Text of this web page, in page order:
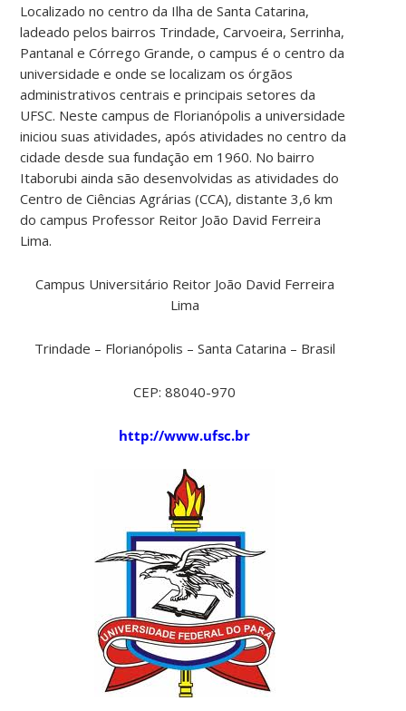
Localizado no centro da Ilha de Santa Catarina,
ladeado pelos bairros Trindade, Carvoeira, Serrinha,
Pantanal e Córrego Grande, o campus é o centro da
universidade e onde se localizam os órgãos
administrativos centrais e principais setores da
UFSC. Neste campus de Florianópolis a universidade
iniciou suas atividades, após atividades no centro da
cidade desde sua fundação em 1960. No bairro
Itaborubi ainda são desenvolvidas as atividades do
Centro de Ciências Agrárias (CCA), distante 3,6 km
do campus Professor Reitor João David Ferreira
Lima.
Campus Universitário Reitor João David Ferreira
Lima
Trindade – Florianópolis – Santa Catarina – Brasil
CEP: 88040-970
http://www.ufsc.br